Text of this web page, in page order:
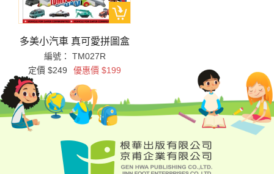
多美小汽車 真可愛拼圖盒
編號： TM027R
定價 $249
優惠價 $199